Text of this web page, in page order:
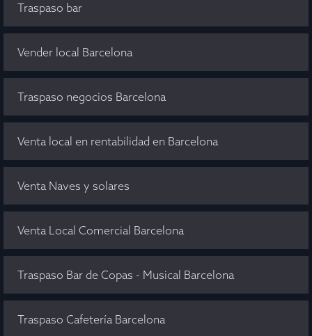
Traspaso bar
Vender local Barcelona
Traspaso negocios Barcelona
Venta local en rentabilidad en Barcelona
Venta Naves y solares
Venta Local Comercial Barcelona
Traspaso Bar de Copas - Musical Barcelona
Traspaso Cafetería Barcelona